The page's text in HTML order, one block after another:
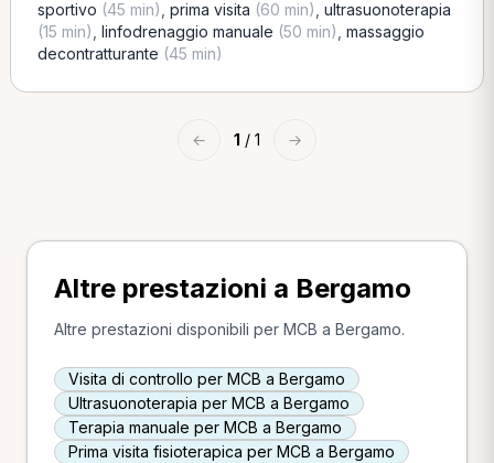
sportivo (45 min) prima visita (60 min) ultrasuonoterapia
(15 min) linfodrenaggio manuale (50 min) massaggio
decontratturante (45 min)
← 1 / 1 →
Altre prestazioni a Bergamo
Altre prestazioni disponibili per MCB a Bergamo.
Visita di controllo per MCB a Bergamo
Ultrasuonoterapia per MCB a Bergamo
Terapia manuale per MCB a Bergamo
Prima visita fisioterapica per MCB a Bergamo